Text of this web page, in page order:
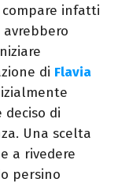
infatti
di Flavia
di
Una scelta
a rivedere
persino